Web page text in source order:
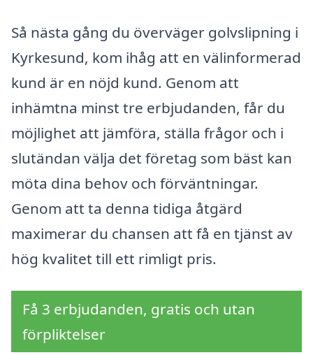
Så nästa gång du överväger golvslipning i
Kyrkesund, kom ihåg att en välinformerad
kund är en nöjd kund. Genom att
inhämtna minst tre erbjudanden, får du
möjlighet att jämföra, ställa frågor och i
slutändan välja det företag som bäst kan
möta dina behov och förväntningar.
Genom att ta denna tidiga åtgärd
maximerar du chansen att få en tjänst av
hög kvalitet till ett rimligt pris.
Få 3 erbjudanden, gratis och utan
förpliktelser